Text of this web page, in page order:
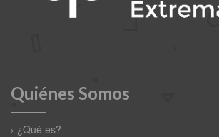
Quiénes Somos
¿Qué es?